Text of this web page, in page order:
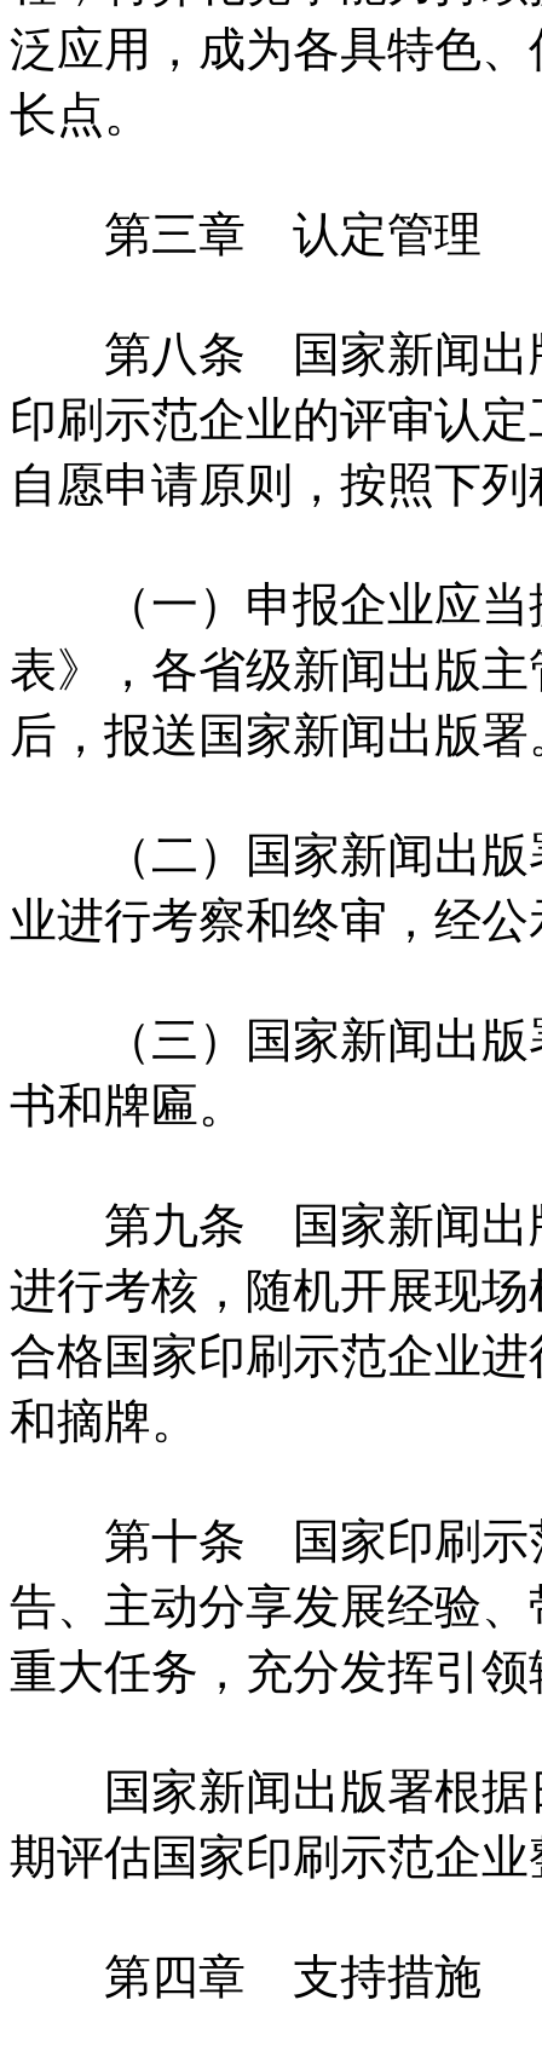
泛应用，成为各具特色
长点。
第三章 认定管理
第八条 国家新闻出版
印刷示范企业的评审认
自愿申请原则，按照下
（一）申报企业应当
表》，各省级新闻出版
后，报送国家新闻出版署
（二）国家新闻出版
业进行考察和终审，经
（三）国家新闻出版
书和牌匾。
第九条 国家新闻出版
进行考核，随机开展现
合格国家印刷示范企业
和摘牌。
第十条 国家印刷示范
告、主动分享发展经验
重大任务，充分发挥引
国家新闻出版署根据
期评估国家印刷示范企
第四章 支持措施